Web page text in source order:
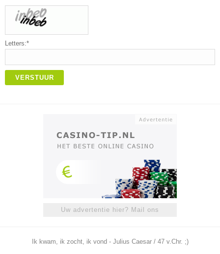
Letters:*
VERSTUUR
Uw advertentie hier? Mail ons
Ik kwam, ik zocht, ik vond - Julius Caesar / 47 v.Chr. ;)